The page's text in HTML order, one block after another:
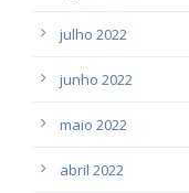
julho 2022
junho 2022
maio 2022
abril 2022